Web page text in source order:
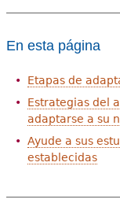
En esta página
Etapas de
Estrategias del
adaptarse a su
Ayude a sus
establecidas